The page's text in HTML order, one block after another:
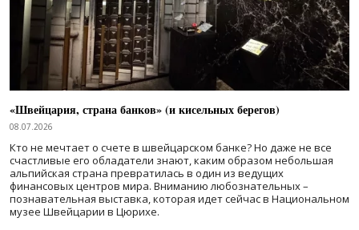
«Швейцария, страна банков» (и кисельных берегов)
08.07.2026
Кто не мечтает о счете в швейцарском банке? Но даже не все
счастливые его обладатели знают, каким образом небольшая
альпийская страна превратилась в один из ведущих
финансовых центров мира. Вниманию любознательных –
познавательная выставка, которая идет сейчас в Национальном
музее Швейцарии в Цюрихе.